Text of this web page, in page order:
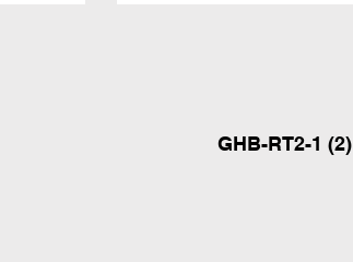
GHB-RT2-1 (2)